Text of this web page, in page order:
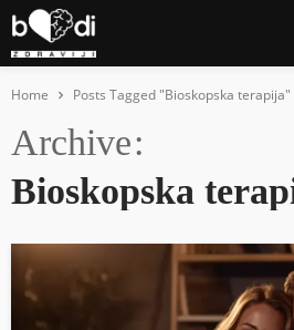
Home Posts Tagged "Bioskopska terapija"
Archive
Bioskopska